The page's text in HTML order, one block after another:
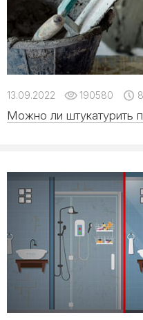
13.09.2022 190580
Можно ли штукатурить